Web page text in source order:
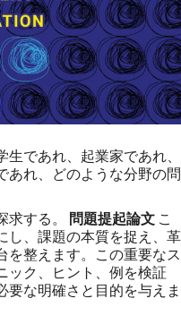
であれ、起業家であれ、
あれ、どのような分野の問
求する。 問題提起論文 こ
し、課題の本質を捉え、革
を整えます。この重要なス
ック、ヒント、例を検証
要な明確さと目的を与えま